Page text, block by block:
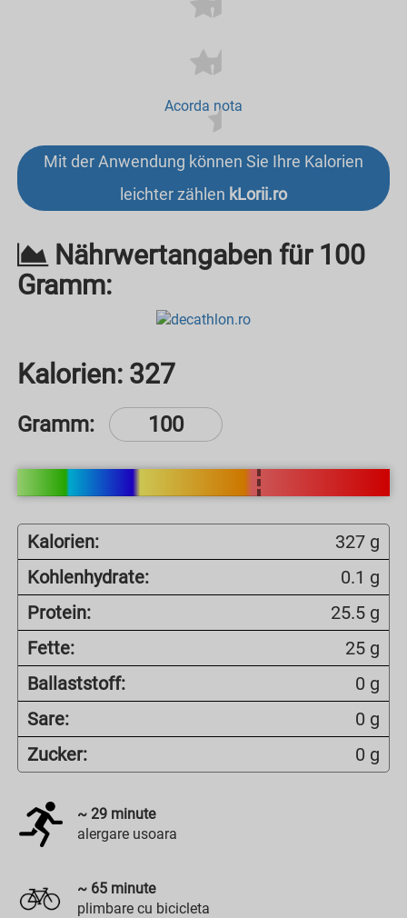
Acorda nota
Mit der Anwendung können Sie Ihre Kalorien
leichter zählen kLorii.ro
Nährwertangaben für 100
Gramm:
Kalorien: 327
Gramm:
Kalorien:
327 g
Kohlenhydrate:
0.1 g
Protein:
25.5 g
Fette:
25 g
Ballaststoff:
0 g
Sare:
0 g
Zucker:
0 g
~ 29 minute
alergare usoara
~ 65 minute
plimbare cu bicicleta